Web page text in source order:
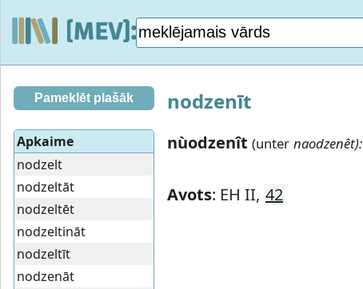
nodzenīt
nùodzenît (unter naodzenêt):
Avots: EH II, 42
Pameklēt plašāk
Apkaime
nodzelt
nodzeltāt
nodzeltēt
nodzeltināt
nodzeltīt
nodzenāt